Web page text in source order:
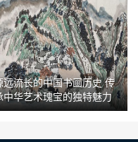
远流长的中国书画历史 传
中华艺术瑰宝的独特魅力